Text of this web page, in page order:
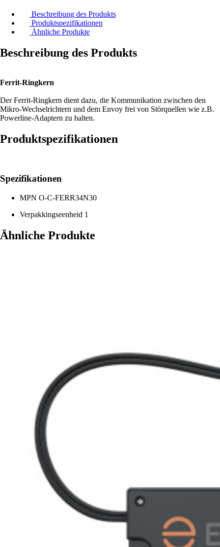
Beschreibung des Produkts
Produktspezifikationen
Ähnliche Produkte
Beschreibung des Produkts
Ferrit-Ringkern
Der Ferrit-Ringkern dient dazu, die Kommunikation zwischen den
Mikro-Wechselrichtern und dem Envoy frei von Störquellen wie z.B.
Powerline-Adaptern zu halten.
Produktspezifikationen
Spezifikationen
MPN O-C-FERR34N30
Verpakkingseenheid 1
Ähnliche Produkte